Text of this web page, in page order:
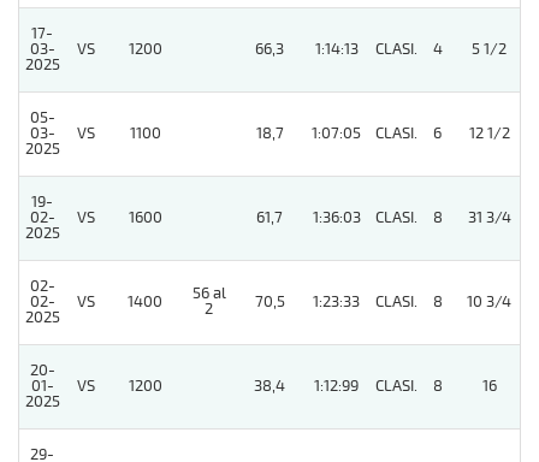
17-
03-
2025
VS 1200 66,3 1:14:13 CLASI. 4 5 1/2
05-
03-
2025
VS 1100 18,7 1:07:05 CLASI. 6 12 1/2
19-
02-
2025
VS 1600 61,7 1:36:03 CLASI. 8 31 3/4
02-
02-
2025
VS 1400
56 al
2
70,5 1:23:33 CLASI. 8 10 3/4
20-
01-
2025
VS 1200 38,4 1:12:99 CLASI. 8 16
29-